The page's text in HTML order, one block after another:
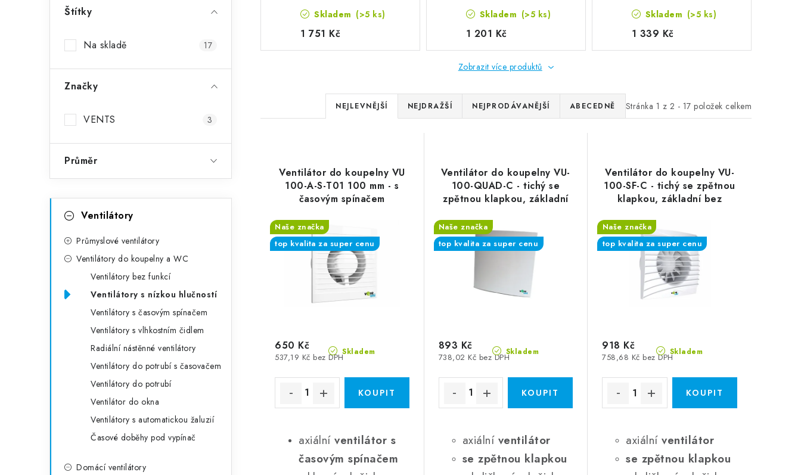
Štítky
Na skladě 17
Značky
VENTS 3
Průměr
Kategorie
Ventilátory
Průmyslové ventilátory
Ventilátory do koupelny a WC
Ventilátory bez funkcí
Ventilátory s nízkou hlučností
Ventilátory s časovým spínačem
Ventilátory s vlhkostním čidlem
Radiální nástěnné ventilátory
Ventilátory do potrubí s časovačem
Ventilátory do potrubí
Ventilátor do okna
Ventilátory s automatickou žaluzií
Časové doběhy pod vypínač
Domácí ventilátory
časový spínač, hygrostat
Skladem (>5 ks)
1 751 Kč
spínačSkladem (>5 ks)
1 201 Kč
světelný senzor
Skladem (>5 ks)
1 339 Kč
Zobrazit více produktů
Stránka 1 z 2 - 17 položek celkem
Řazení produktů
NEJLEVNĚJŠÍ NEJDRAŽŠÍ NEJPRODÁVANĚJŠÍ ABECEDNĚ
Ventilátor do koupelny VU
100-A-S-T01 100 mm - s
časovým spínačem
Naše značka
top kvalita za super cenu
Skladem
537,19 Kč bez DPH
650 Kč
axiální ventilátor s
časovým spínačem
Ventilátor do koupelny VU-
100-QUAD-C - tichý se
zpětnou klapkou, základní
Naše značka
top kvalita za super cenu
Skladem
738,02 Kč bez DPH
893 Kč
axiální ventilátor
se zpětnou klapkou
Ventilátor do koupelny VU-
100-SF-C - tichý se zpětnou
klapkou, základní bez
Naše značka
top kvalita za super cenu
Skladem
758,68 Kč bez DPH
918 Kč
axiálníventilátor
se zpětnou klapkou